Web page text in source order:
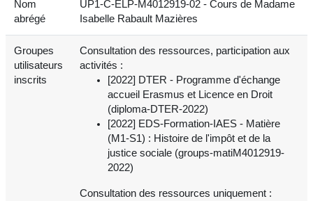
Nom
abrégé
UP1-C-ELP-M4012919-02 - Cours de Madame
Isabelle Rabault Mazières
Groupes
utilisateurs
inscrits
Consultation des ressources, participation aux
activités :
[2022] DTER - Programme d'échange
accueil Erasmus et Licence en Droit
(diploma-DTER-2022)
[2022] EDS-Formation-IAES - Matière
(M1-S1) : Histoire de l'impôt et de la
justice sociale (groups-matiM4012919-
2022)
Consultation des ressources uniquement :